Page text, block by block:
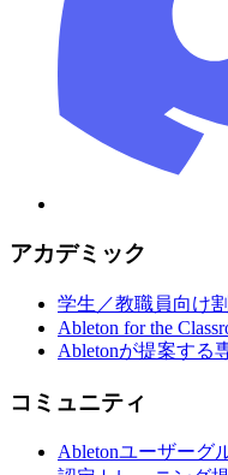
アカデミック
学生／教職員向け割
Ableton for the
Abletonが提案する
コミュニティ
Abletonユーザーグ